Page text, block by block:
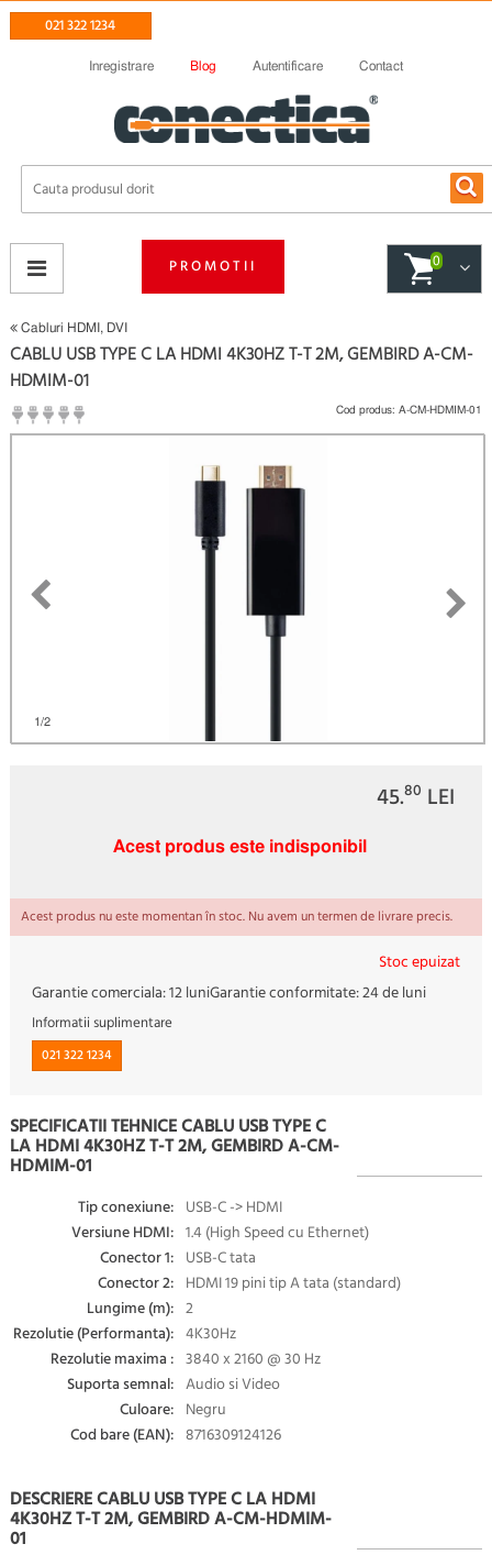
021 322 1234
Inregistrare Blog Autentificare Contact
PROMOTII 0
Cabluri HDMI, DVI
1/2
CABLU USB TYPE C LA HDMI 4K30HZ T-T 2M, GEMBIRD A-CM-
HDMIM-01
(
Cod produs: A-CM-HDMIM-01
45.80 LEI
Acest produs este indisponibil
Acest produs nu este momentan în stoc. Nu avem un termen de livrare precis.
Stoc epuizat
Garantie comerciala:12 luniGarantie conformitate:24 de luni
Informatii suplimentare
021 322 1234
SPECIFICATII TEHNICE CABLU USB TYPE C
LA HDMI 4K30HZ T-T 2M, GEMBIRD A-CM-
HDMIM-01
Tip conexiune: USB-C -> HDMI
Versiune HDMI: 1.4 (High Speed cu Ethernet)
Conector 1: USB-C tata
Conector 2: HDMI 19 pini tip A tata (standard)
Lungime (m): 2
Rezolutie (Performanta): 4K30Hz
Rezolutie maxima : 3840 x 2160 @ 30 Hz
Suporta semnal: Audio si Video
Culoare: Negru
Cod bare (EAN): 8716309124126
DESCRIERE CABLU USB TYPE C LA HDMI
4K30HZ T-T 2M, GEMBIRD A-CM-HDMIM-
01